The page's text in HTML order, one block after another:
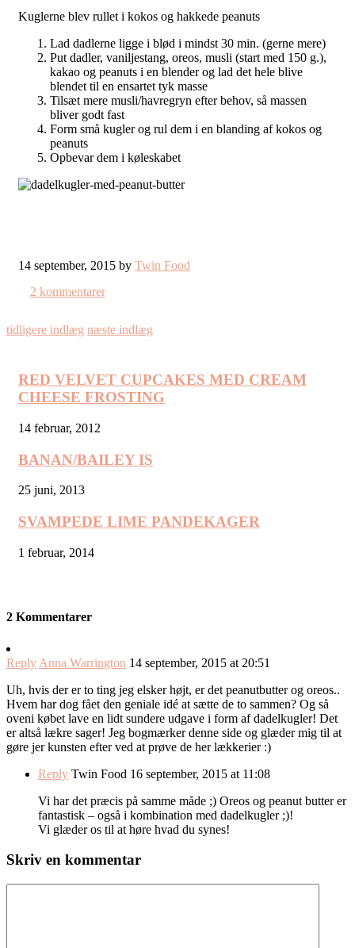
Kuglerne blev rullet i kokos og hakkede peanuts
Lad dadlerne ligge i blød i mindst 30 min. (gerne mere)
Put dadler, vaniljestang, oreos, musli (start med 150 g.),
kakao og peanuts i en blender og lad det hele blive
blendet til en ensartet tyk masse
Tilsæt mere musli/havregryn efter behov, så massen
bliver godt fast
Form små kugler og rul dem i en blanding af kokos og
peanuts
Opbevar dem i køleskabet
14 september, 2015 by Twin Food
2 kommentarer
tidligere indlæg næste indlæg
RED VELVET CUPCAKES MED CREAM
CHEESE FROSTING
14 februar, 2012
BANAN/BAILEY IS
25 juni, 2013
SVAMPEDE LIME PANDEKAGER
1 februar, 2014
2 Kommentarer
Reply Anna Warrington 14 september, 2015 at 20:51
Uh, hvis der er to ting jeg elsker højt, er det peanutbutter og oreos..
Hvem har dog fået den geniale idé at sætte de to sammen? Og så
oveni købet lave en lidt sundere udgave i form af dadelkugler! Det
er altså lækre sager! Jeg bogmærker denne side og glæder mig til at
gøre jer kunsten efter ved at prøve de her lækkerier :)
Reply Twin Food 16 september, 2015 at 11:08
Vi har det præcis på samme måde ;) Oreos og peanut butter er
fantastisk – også i kombination med dadelkugler ;)!
Vi glæder os til at høre hvad du synes!
Skriv en kommentar